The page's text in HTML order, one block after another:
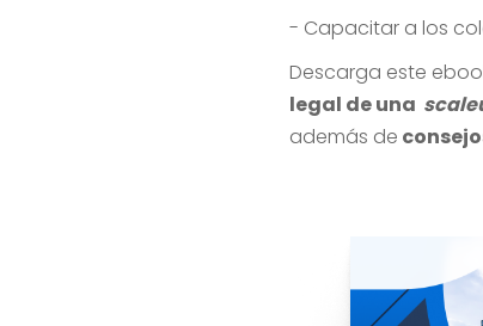
- Capacitar a los
Descarga este
legal de una
además de